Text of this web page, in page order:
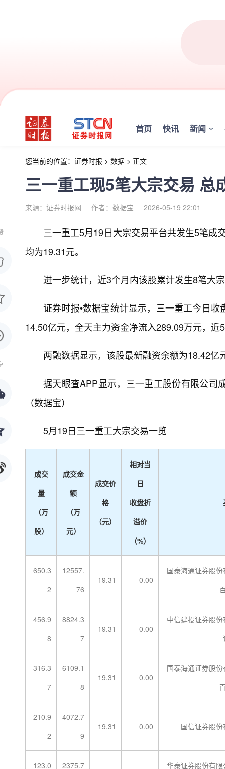
首页 快讯 新闻
您当前的位置： 证券时报 > 数据 > 正文
三一重工现5笔大宗交易 总
来源：证券时报网 作者：数据宝 2026-05-19 22:01
三一重工5月19日大宗交易平台共发生5笔成
均为19.31元。
进一步统计，近3个月内该股累计发生8笔大
证券时报•数据宝统计显示，三一重工今日
14.50亿元，全天主力资金净流入289.09万元，
两融数据显示，该股最新融资余额为18.42
据天眼查APP显示，三一重工股份有限公司
（数据宝）
5月19日三一重工大宗交易一览
成交
量
（万
股）
成交金
额
（万
元）
成交价
格
（元）
相对当
日
收盘折
溢价
（%）
650.3
2
12557.
76
19.31 0.00
国泰海通证券股
456.9
8
8824.3
7
19.31 0.00
中信建投证券股
316.3
7
6109.1
8
19.31 0.00
国泰海通证券股
210.9
2
4072.7
9
19.31 0.00 国信证券股
123.0
2375.7
华泰证券股份有